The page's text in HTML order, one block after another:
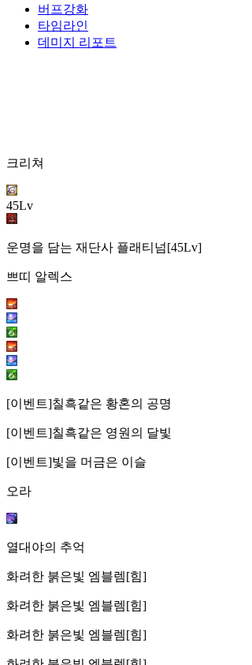
버프강화
타임라인
데미지 리포트
크리쳐
45Lv
운명을 담는 재단사 플래티넘[45Lv]
쁘띠 알렉스
[이벤트]칠흑같은 황혼의 공명
[이벤트]칠흑같은 영원의 달빛
[이벤트]빛을 머금은 이슬
오라
열대야의 추억
화려한 붉은빛 엠블렘[힘]
화려한 붉은빛 엠블렘[힘]
화려한 붉은빛 엠블렘[힘]